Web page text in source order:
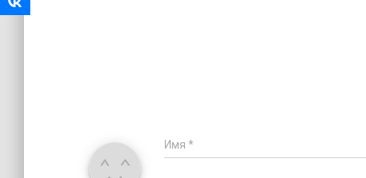
Имя *